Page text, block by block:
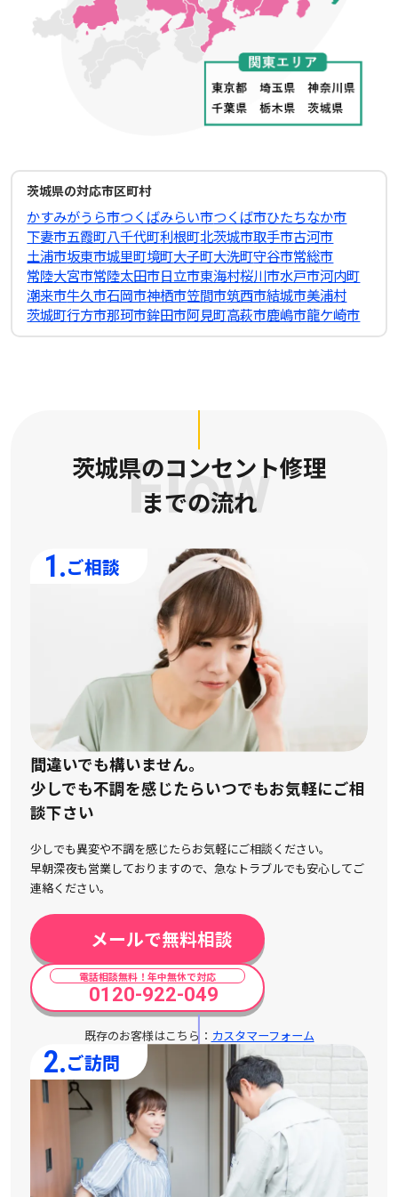
茨城県の対応市区町村
かすみがうら市つくばみらい市つくば市ひたちなか市
下妻市五霞町八千代町利根町北茨城市取手市古河市
土浦市坂東市城里町境町大子町大洗町守谷市常総市
常陸大宮市常陸太田市日立市東海村桜川市水戸市河内町
潮来市牛久市石岡市神栖市笠間市筑西市結城市美浦村
茨城町行方市那珂市鉾田市阿見町高萩市鹿嶋市龍ケ崎市
茨城県のコンセント修理
までの流れ
Flow
1.ご相談
間違いでも構いません。
少しでも不調を感じたらいつでもお気軽にご相
談下さい
少しでも異変や不調を感じたらお気軽にご相談ください。
早朝深夜も営業しておりますので、急なトラブルでも安心してご
連絡ください。
メールで無料相談
電話相談無料！年中無休で対応
0120-922-049
既存のお客様はこちら： カスタマーフォーム
2.ご訪問